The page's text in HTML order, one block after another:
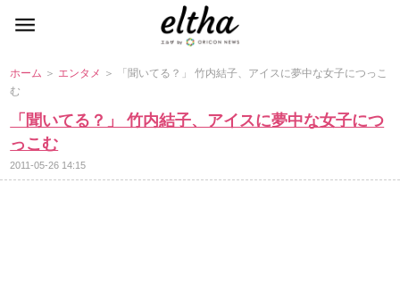
ホーム ＞ エンタメ ＞ 「聞いてる？」 竹内結子、アイスに夢中な女子につっこ
む
「聞いてる？」 竹内結子、アイスに夢中な女子につ
っこむ
2011-05-26 14:15